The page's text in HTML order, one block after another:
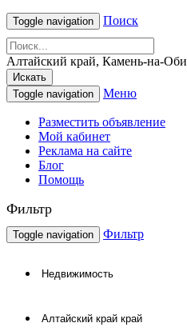
Toggle navigation Поиск
Алтайский край, Камень-на-Оби
Искать
Toggle navigation
Меню
Разместить объявление
Мой кабинет
Реклама на сайте
Блог
Помощь
Фильтр
Toggle navigation Фильтр